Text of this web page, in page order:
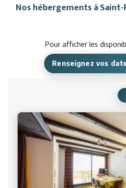
Nos hébergements à
Pour afficher les
Renseignez vos